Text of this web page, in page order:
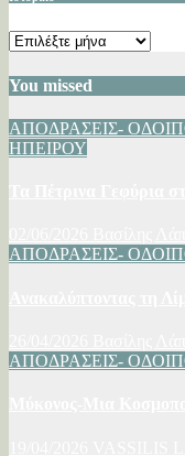
Ιστορικό
You missed
ΑΠΟΔΡΑΣΕΙΣ-
ΗΠΕΙΡΟΥ
ΑΠΟΔΡΑΣΕΙΣ-
ΑΠΟΔΡΑΣΕΙΣ-